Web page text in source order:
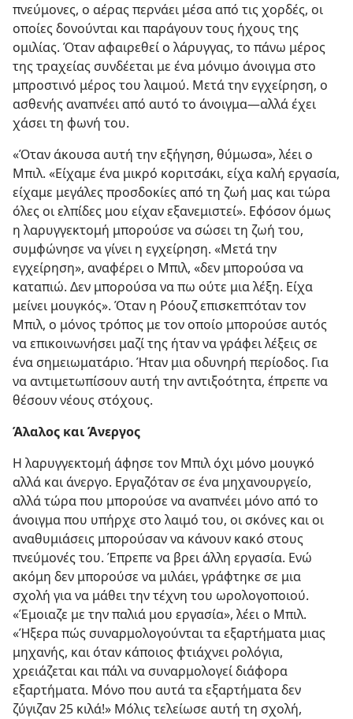
πνεύμονες, ο αέρας περνάει μέσα από τις χορδές, οι
οποίες δονούνται και παράγουν τους ήχους της
ομιλίας. Όταν αφαιρεθεί ο λάρυγγας, το πάνω μέρος
της τραχείας συνδέεται με ένα μόνιμο άνοιγμα στο
μπροστινό μέρος του λαιμού. Μετά την εγχείρηση, ο
ασθενής αναπνέει από αυτό το άνοιγμα​—αλλά έχει
χάσει τη φωνή του.
«Όταν άκουσα αυτή την εξήγηση, θύμωσα», λέει ο
Μπιλ. «Είχαμε ένα μικρό κοριτσάκι, είχα καλή εργασία,
είχαμε μεγάλες προσδοκίες από τη ζωή μας και τώρα
όλες οι ελπίδες μου είχαν εξανεμιστεί». Εφόσον όμως
η λαρυγγεκτομή μπορούσε να σώσει τη ζωή του,
συμφώνησε να γίνει η εγχείρηση. «Μετά την
εγχείρηση», αναφέρει ο Μπιλ, «δεν μπορούσα να
καταπιώ. Δεν μπορούσα να πω ούτε μια λέξη. Είχα
μείνει μουγκός». Όταν η Ρόουζ επισκεπτόταν τον
Μπιλ, ο μόνος τρόπος με τον οποίο μπορούσε αυτός
να επικοινωνήσει μαζί της ήταν να γράφει λέξεις σε
ένα σημειωματάριο. Ήταν μια οδυνηρή περίοδος. Για
να αντιμετωπίσουν αυτή την αντιξοότητα, έπρεπε να
θέσουν νέους στόχους.
Άλαλος και Άνεργος
Η λαρυγγεκτομή άφησε τον Μπιλ όχι μόνο μουγκό
αλλά και άνεργο. Εργαζόταν σε ένα μηχανουργείο,
αλλά τώρα που μπορούσε να αναπνέει μόνο από το
άνοιγμα που υπήρχε στο λαιμό του, οι σκόνες και οι
αναθυμιάσεις μπορούσαν να κάνουν κακό στους
πνεύμονές του. Έπρεπε να βρει άλλη εργασία. Ενώ
ακόμη δεν μπορούσε να μιλάει, γράφτηκε σε μια
σχολή για να μάθει την τέχνη του ωρολογοποιού.
«Έμοιαζε με την παλιά μου εργασία», λέει ο Μπιλ.
«Ήξερα πώς συναρμολογούνται τα εξαρτήματα μιας
μηχανής, και όταν κάποιος φτιάχνει ρολόγια,
χρειάζεται και πάλι να συναρμολογεί διάφορα
εξαρτήματα. Μόνο που αυτά τα εξαρτήματα δεν
ζύγιζαν 25 κιλά!» Μόλις τελείωσε αυτή τη σχολή,